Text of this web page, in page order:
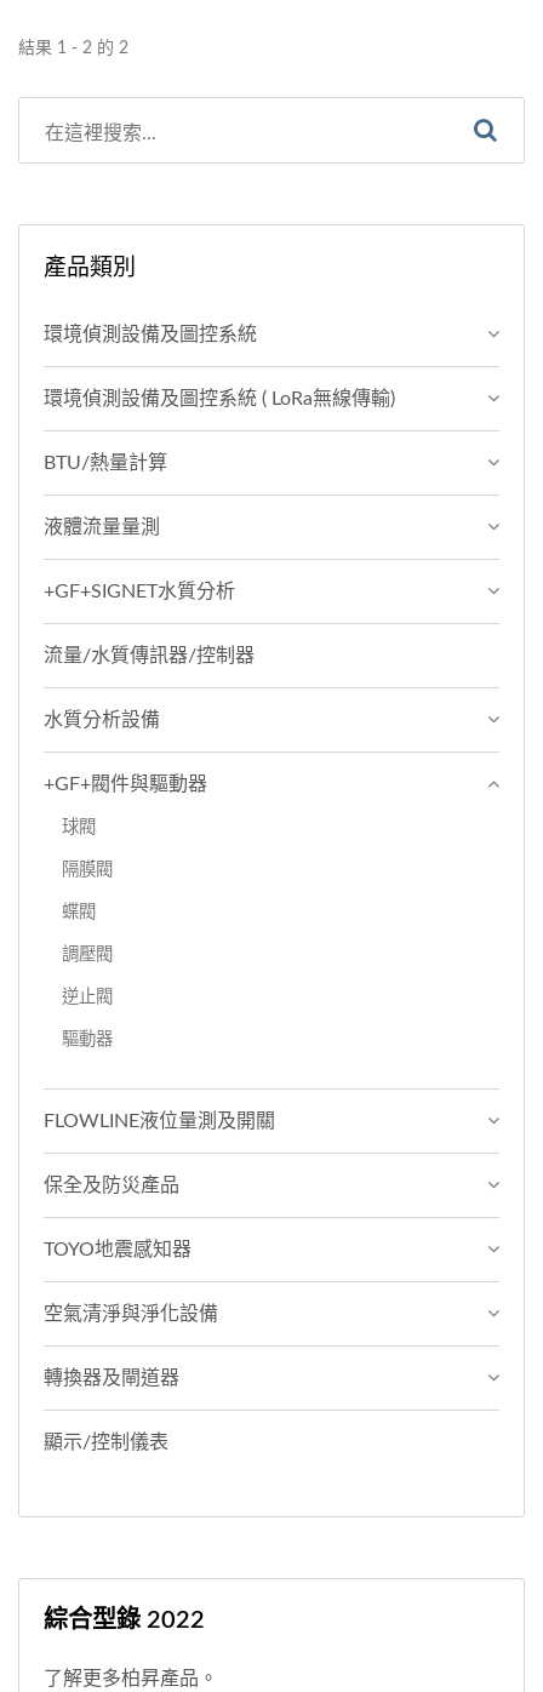
結果 1 - 2 的 2
產品類別
環境偵測設備及圖控系統
環境偵測設備及圖控系統 ( LoRa無線傳輸)
BTU/熱量計算
液體流量量測
+GF+SIGNET水質分析
流量/水質傳訊器/控制器
水質分析設備
+GF+閥件與驅動器
球閥
隔膜閥
蝶閥
調壓閥
逆止閥
驅動器
FLOWLINE液位量測及開關
保全及防災產品
TOYO地震感知器
空氣清淨與淨化設備
轉換器及閘道器
顯示/控制儀表
綜合型錄 2022
了解更多柏昇產品。